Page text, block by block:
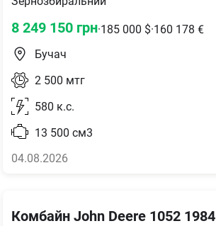
8 249 150 грн·185 000 $·160 178 €
Бучач
2 500 мтг
580 к.с.
13 500 см3
04.08.2026
Комбайн John Deere 1052 1984